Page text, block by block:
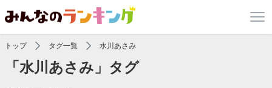
トップ タグ一覧 水川あさみ
「水川あさみ」タグ